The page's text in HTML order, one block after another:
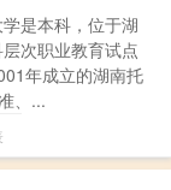
是本科，位于湖
次职业教育试点
年成立的湖南托
、...